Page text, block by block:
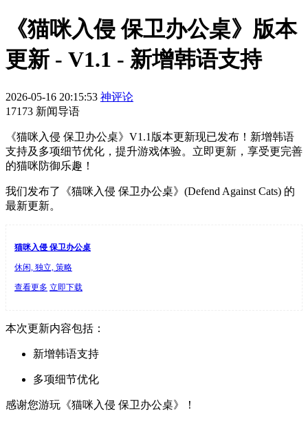
《猫咪入侵 保卫办公桌》版本
更新 - V1.1 - 新增韩语支持
2026-05-16 20:15:53 神评论
17173 新闻导语
《猫咪入侵 保卫办公桌》V1.1版本更新现已发布！新增韩语
支持及多项细节优化，提升游戏体验。立即更新，享受更完善
的猫咪防御乐趣！
我们发布了《猫咪入侵 保卫办公桌》(Defend Against Cats) 的
最新更新。
猫咪入侵 保卫办公桌
休闲, 独立, 策略
查看更多 立即下载
本次更新内容包括：
新增韩语支持
多项细节优化
感谢您游玩《猫咪入侵 保卫办公桌》！